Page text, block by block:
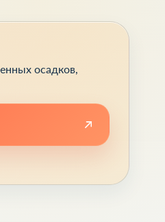
осадков,